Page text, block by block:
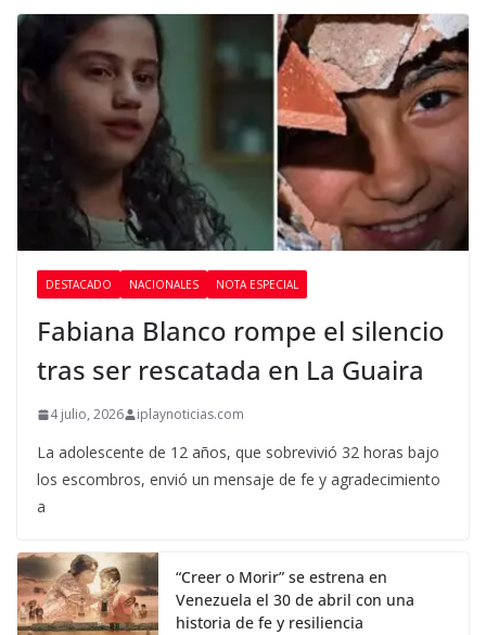
DESTACADO NACIONALES NOTA ESPECIAL
Fabiana Blanco rompe el silencio
tras ser rescatada en La Guaira
4 julio, 2026 iplaynoticias.com
La adolescente de 12 años, que sobrevivió 32 horas bajo
los escombros, envió un mensaje de fe y agradecimiento
a
“Creer o Morir” se estrena en
Venezuela el 30 de abril con una
historia de fe y resiliencia